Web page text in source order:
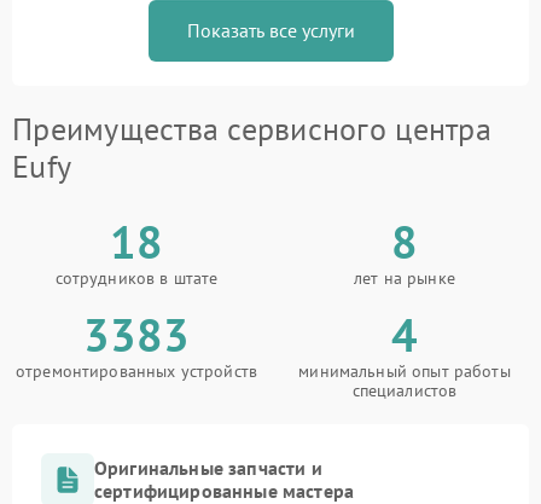
Показать все услуги
Преимущества сервисного центра
Eufy
18
сотрудников в штате
8
лет на рынке
3383
отремонтированных устройств
4
минимальный опыт работы
специалистов
Оригинальные запчасти и
сертифицированные мастера